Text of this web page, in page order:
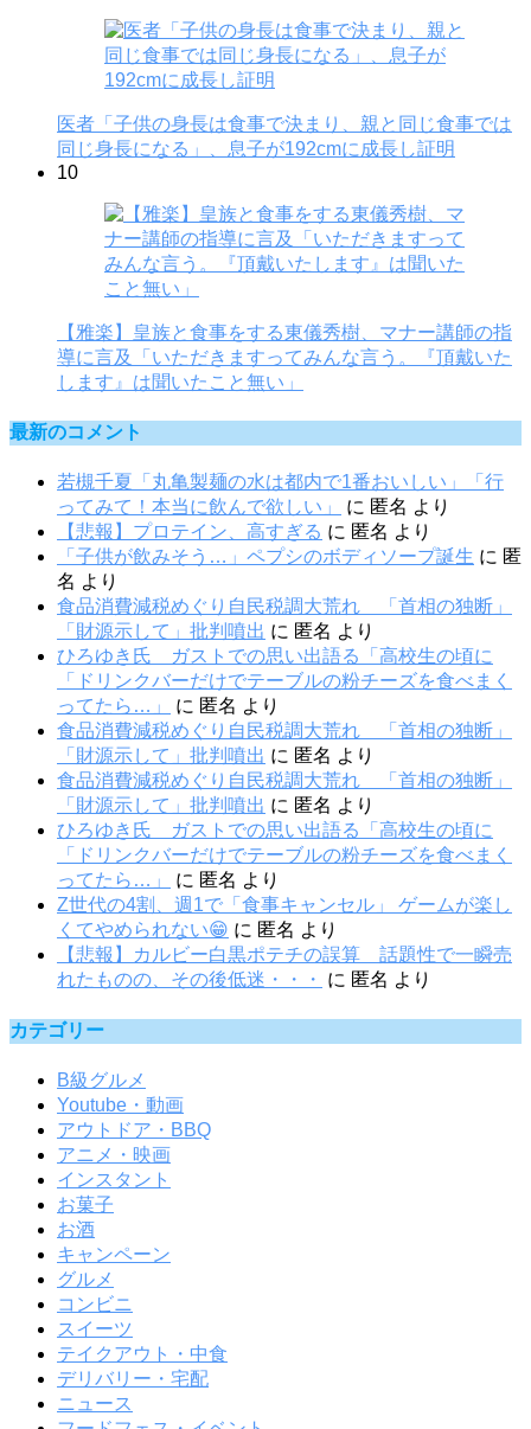
医者「子供の身長は食事で決まり、親と同じ食事では
同じ身長になる」、息子が192cmに成長し証明
10
【雅楽】皇族と食事をする東儀秀樹、マナー講師の指
導に言及「いただきますってみんな言う。『頂戴いた
します』は聞いたこと無い」
最新のコメント
若槻千夏「丸亀製麺の水は都内で1番おいしい」「行
ってみて！本当に飲んで欲しい」
に 匿名 より
【悲報】プロテイン、高すぎる に 匿名 より
「子供が飲みそう…」ペプシのボディソープ誕生 に 匿
名 より
食品消費減税めぐり自民税調大荒れ 「首相の独断」
「財源示して」批判噴出 に 匿名 より
ひろゆき氏 ガストでの思い出語る「高校生の頃に
「ドリンクバーだけでテーブルの粉チーズを食べまく
ってたら…」
に 匿名 より
食品消費減税めぐり自民税調大荒れ 「首相の独断」
「財源示して」批判噴出 に 匿名 より
食品消費減税めぐり自民税調大荒れ 「首相の独断」
「財源示して」批判噴出 に 匿名 より
ひろゆき氏 ガストでの思い出語る「高校生の頃に
「ドリンクバーだけでテーブルの粉チーズを食べまく
ってたら…」
に 匿名 より
Z世代の4割、週1で「食事キャンセル」 ゲームが楽し
くてやめられない😁 に 匿名 より
【悲報】カルビー白黒ポテチの誤算 話題性で一瞬売
れたものの、その後低迷・・・
に 匿名 より
カテゴリー
B級グルメ
Youtube・動画
アウトドア・BBQ
アニメ・映画
インスタント
お菓子
お酒
キャンペーン
グルメ
コンビニ
スイーツ
テイクアウト・中食
デリバリー・宅配
ニュース